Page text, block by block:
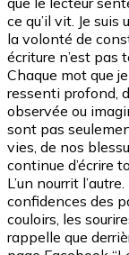
ce qu’il vit. Je
la volonté de
écriture n’est pas
Chaque mot que
ressenti profond,
observée ou
sont pas
vies, de nos
continue d’écrire
L’un nourrit
confidences des
couloirs, les
rappelle que